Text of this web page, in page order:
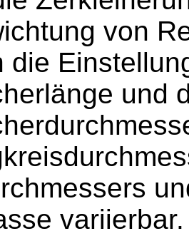
von
die
und
variierbar.